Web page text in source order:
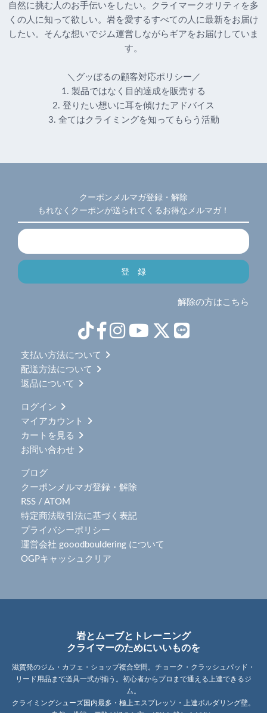
自然に挑む人のお手伝いをしたい。クライマークオリティを多
くの人に知って欲しい。岩を愛するすべての人に最新をお届け
したい。そんな想いでジム運営しながらギアをお届けしていま
す。
＼グッぼるの顧客対応ポリシー／
1. 製品ではなく目的達成を販売する
2. 登りたい想いに耳を傾けたアドバイス
3. 全てはクライミングを知ってもらう活動
クーポンメルマガ登録・解除
もれなくクーポンが送られてくるお得なメルマガ！
解除の方はこちら
支払い方法について
配送方法について
返品について
ログイン
マイアカウント
カートを見る
お問い合わせ
ブログ
クーポンメルマガ登録・解除
RSS / ATOM
特定商法取引法に基づく表記
プライバシーポリシー
運営会社 gooodbouldering について
OGPキャッシュクリア
岩とムーブとトレーニング
クライマーのためにいいものを
滋賀発のジム・カフェ・ショップ複合空間。チョーク・クラッシュパッド・
リード用品まで道具一式が揃う。初心者からプロまで通える上達できるジ
ム。
クライミングシューズ国内最多・極上エスプレッソ・上達ボルダリング壁。